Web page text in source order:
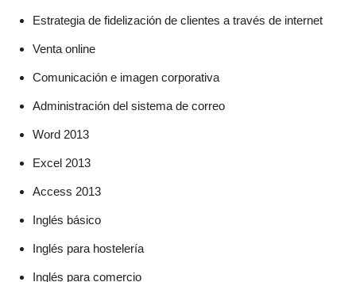
Estrategia de fidelización de clientes a través de internet
Venta online
Comunicación e imagen corporativa
Administración del sistema de correo
Word 2013
Excel 2013
Access 2013
Inglés básico
Inglés para hostelería
Inglés para comercio